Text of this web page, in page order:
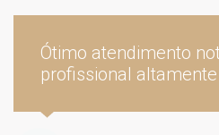
Ótimo atendimento
profissional